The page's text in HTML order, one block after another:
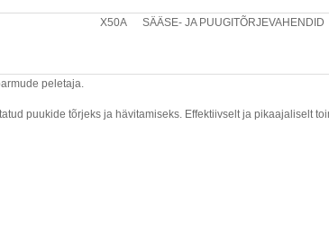
X50A SÄÄSE- JA PUUGITÕRJEVAHENDID
peletaja.
puukide tõrjeks ja hävitamiseks. Effektiivselt ja pikaajaliselt
või kuni riiete pesemiseni.